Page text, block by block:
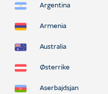
Argentina
Armenia
Australia
Østerrike
Aserbajdsjan